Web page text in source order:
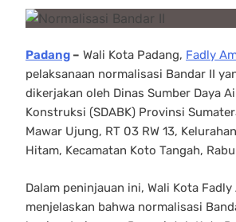
Padang – Wali Kota Padang, Fadly
pelaksanaan normalisasi Bandar II
dikerjakan oleh Dinas Sumber Daya
Konstruksi (SDABK) Provinsi
Mawar Ujung, RT 03 RW 13,
Hitam, Kecamatan Koto Tangah,
Dalam peninjauan ini, Wali Kota Fadly
menjelaskan bahwa normalisasi